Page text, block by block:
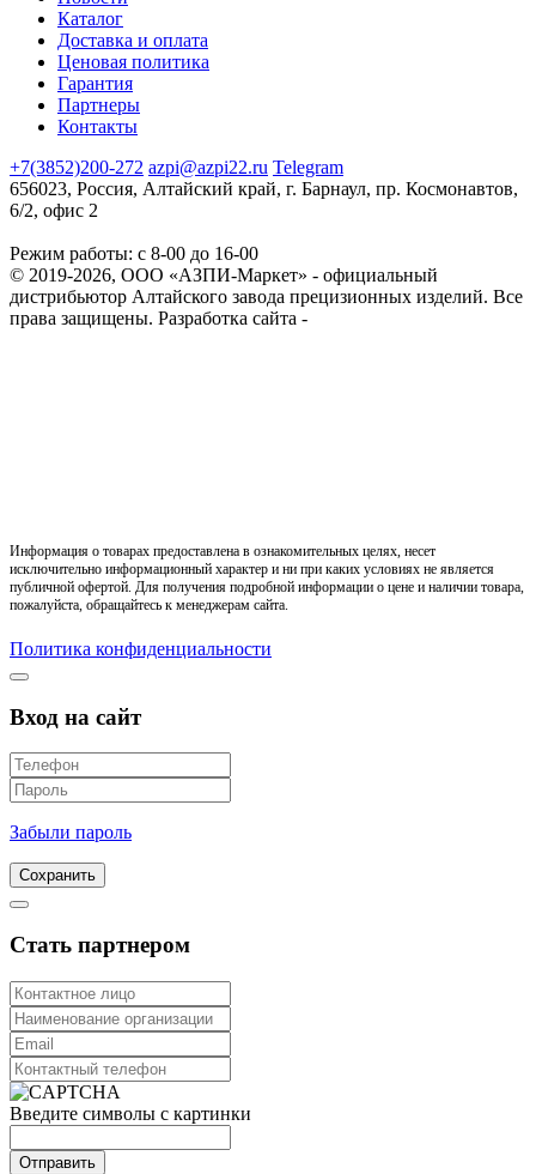
Каталог
Доставка и оплата
Ценовая политика
Гарантия
Партнеры
Контакты
+7(3852)200-272 azpi@azpi22.ru Telegram
656023, Россия, Алтайский край, г. Барнаул, пр. Космонавтов,
6/2, офис 2
Режим работы: с 8-00 до 16-00
© 2019-2026, ООО «АЗПИ-Маркет» - официальный
дистрибьютор Алтайского завода прецизионных изделий. Все
права защищены. Разработка сайта -
Информация о товарах предоставлена в ознакомительных целях, несет
исключительно информационный характер и ни при каких условиях не является
публичной офертой. Для получения подробной информации о цене и наличии товара,
пожалуйста, обращайтесь к менеджерам сайта.
Политика конфиденциальности
Вход на сайт
Забыли пароль
Сохранить
Стать партнером
Введите символы с картинки
Отправить